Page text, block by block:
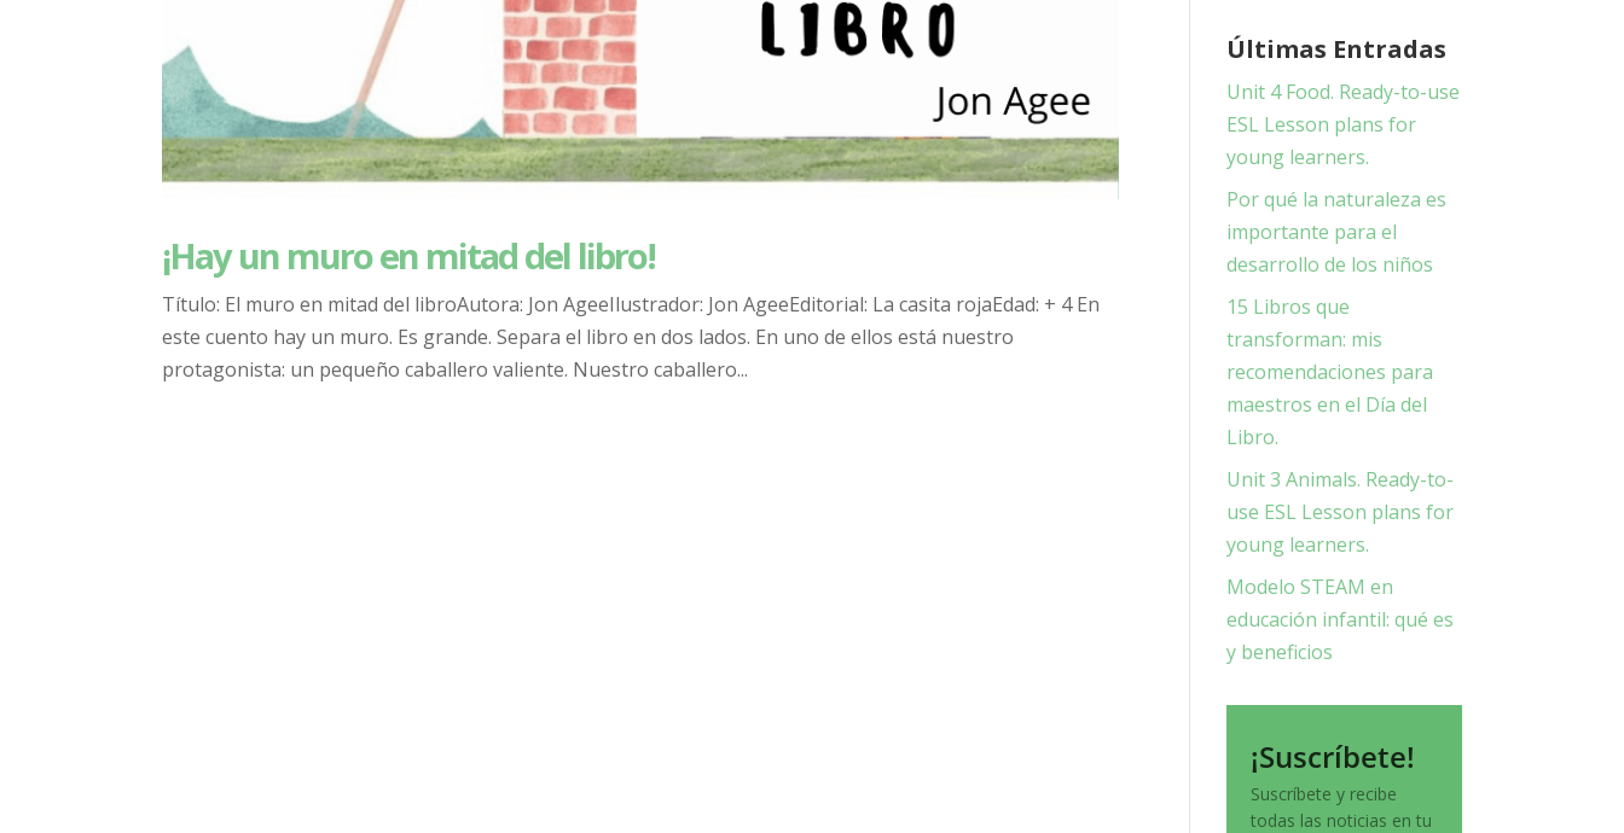
¡Hay un muro en mitad del libro!
Título: El muro en mitad del libroAutora: Jon AgeeIlustrador: Jon AgeeEditorial: La casita rojaEdad: + 4 En
este cuento hay un muro. Es grande. Separa el libro en dos lados. En uno de ellos está nuestro
protagonista: un pequeño caballero valiente. Nuestro caballero...
Últimas Entradas
Unit 4 Food. Ready-to-use
ESL Lesson plans for
young learners.
Por qué la naturaleza es
importante para el
desarrollo de los niños
15 Libros que
transforman: mis
recomendaciones para
maestros en el Día del
Libro.
Unit 3 Animals. Ready-to-
use ESL Lesson plans for
young learners.
Modelo STEAM en
educación infantil: qué es
y beneficios
¡Suscríbete!
Suscríbete y recibe
todas las noticias en tu